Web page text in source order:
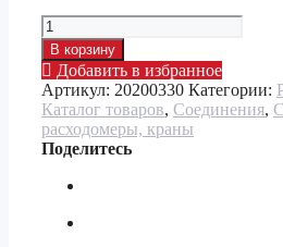
Количество
товара
Переходник
PFT
25мм-35мм
"П"
В корзину
Добавить в избранное
Артикул: 20200330 Категории:
Каталог товаров, Соединения,
расходомеры, краны
Поделитесь